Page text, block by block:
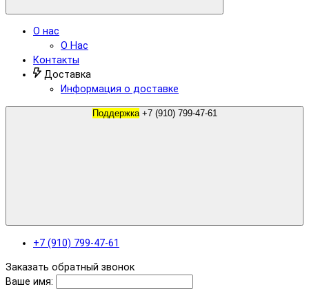
О нас
О Нас
Контакты
Доставка
Информация о доставке
Поддержка +7 (910) 799-47-61
+7 (910) 799-47-61
Заказать обратный звонок
Ваше имя: